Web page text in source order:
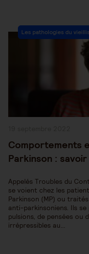
Post
Category:
Les pathologies du
Comportements
Parkinson :
Appelés Troubles du
se voient chez les
Parkinson (MP) ou
anti-parkinsoniens. Ils
pulsions, de pensées ou
irrépressibles au…